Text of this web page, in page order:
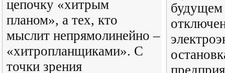
цепочку «хитрым
планом», а тех, кто
мыслит непрямолинейно –
«хитропланщиками». С
точки зрения
будущем